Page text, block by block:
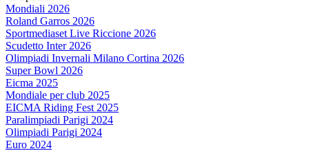
Mondiali 2026
Roland Garros 2026
Sportmediaset Live Riccione 2026
Scudetto Inter 2026
Olimpiadi Invernali Milano Cortina 2026
Super Bowl 2026
Eicma 2025
Mondiale per club 2025
EICMA Riding Fest 2025
Paralimpiadi Parigi 2024
Olimpiadi Parigi 2024
Euro 2024